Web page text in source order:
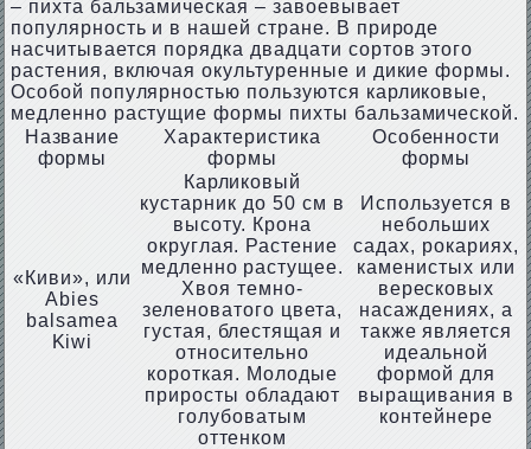
– пихта бальзамическая – завоевывает
популярность и в нашей стране. В природе
насчитывается порядка двадцати сортов этого
растения, включая окультуренные и дикие формы.
Особой популярностью пользуются карликовые,
медленно растущие формы пихты бальзамической.
Название
формы
Характеристика
формы
Особенности
формы
«Киви», или
Abies
balsamea
Kiwi
Карликовый
кустарник до 50 см в
высоту. Крона
округлая. Растение
медленно растущее.
Хвоя темно-
зеленоватого цвета,
густая, блестящая и
относительно
короткая. Молодые
приросты обладают
голубоватым
оттенком
Используется в
небольших
садах, рокариях,
каменистых или
вересковых
насаждениях, а
также является
идеальной
формой для
выращивания в
контейнере